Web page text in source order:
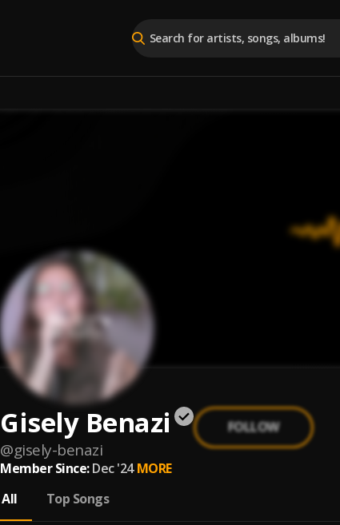
Gisely Benazi
@gisely-benazi
FOLLOW
Member Since: Dec '24 MORE
All
Top Songs